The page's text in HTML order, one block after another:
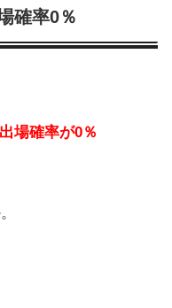
確率0％
場確率が0％